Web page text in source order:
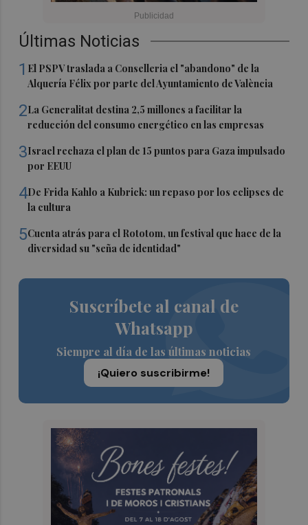
Últimas Noticias
1 El PSPV traslada a Conselleria el "abandono" de la
Alquería Félix por parte del Ayuntamiento de València
2La Generalitat destina 2,5 millones a facilitar la
reducción del consumo energético en las empresas
3Israel rechaza el plan de 15 puntos para Gaza impulsado
por EEUU
4De Frida Kahlo a Kubrick: un repaso por los eclipses de
la cultura
5Cuenta atrás para el Rototom, un festival que hace de la
diversidad su "seña de identidad"
Suscríbete al canal de
Whatsapp
Siempre al día de las últimas noticias
¡Quiero suscribirme!